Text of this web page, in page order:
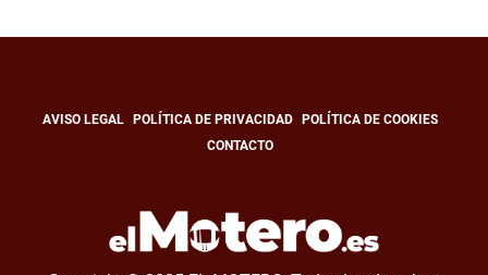
AVISO LEGAL POLÍTICA DE PRIVACIDAD
POLÍTICA DE COOKIES
CONTACTO